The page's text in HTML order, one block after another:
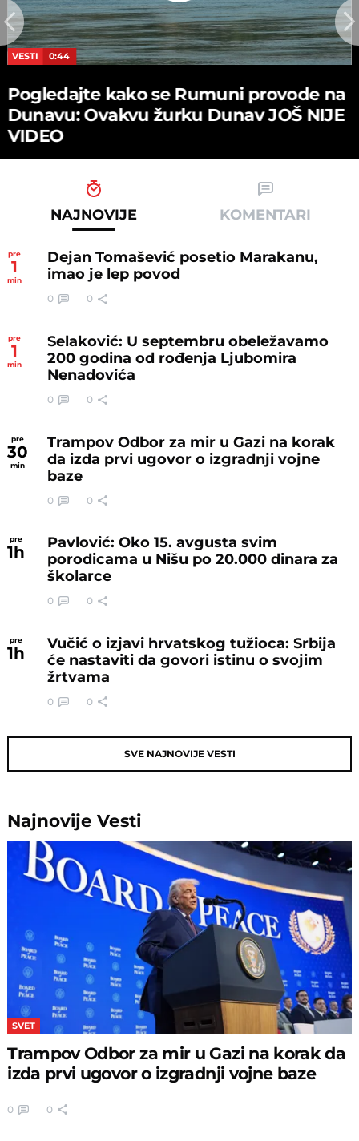
VESTI 0:44
Pogledajte kako se Rumuni provode na
Dunavu: Ovakvu žurku Dunav JOŠ NIJE
VIDEO
NAJNOVIJE KOMENTARI
pre
1
min
Dejan Tomašević posetio Marakanu,
imao je lep povod
0 0
pre
1
min
Selaković: U septembru obeležavamo
200 godina od rođenja Ljubomira
Nenadovića
0 0
pre
30
min
Trampov Odbor za mir u Gazi na korak
da izda prvi ugovor o izgradnji vojne
baze
0 0
pre
1h
Pavlović: Oko 15. avgusta svim
porodicama u Nišu po 20.000 dinara za
školarce
0 0
pre
1h
Vučić o izjavi hrvatskog tužioca: Srbija
će nastaviti da govori istinu o svojim
žrtvama
0 0
SVE NAJNOVIJE VESTI
NajnovijeVesti
SVET
Trampov Odbor za mir u Gazi na korak da
izda prvi ugovor o izgradnji vojne baze
0 0